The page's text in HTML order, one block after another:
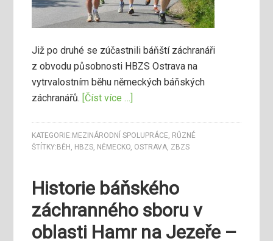
Již po druhé se zúčastnili báňští záchranáři
z obvodu působnosti HBZS Ostrava na
vytrvalostním běhu německých báňských
záchranářů. [Číst více …]
KATEGORIE: MEZINÁRODNÍ SPOLUPRÁCE, RŮZNÉ
ŠTÍTKY: BĚH , HBZS, NĚMECKO, OSTRAVA, ZBZS
Historie báňského
záchranného sboru v
oblasti Hamr na Jezeře –